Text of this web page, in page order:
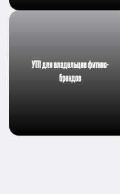
УТП для владельцев фитнес-
брендов